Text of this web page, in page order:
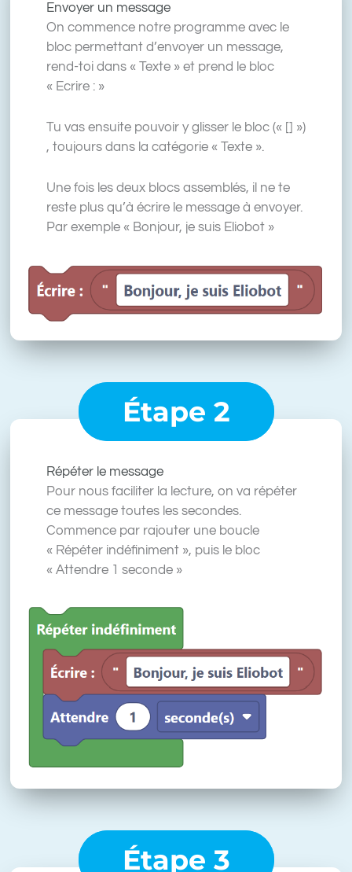
Envoyer un message
On commence notre programme avec le
bloc permettant d’envoyer un message,
rend-toi dans « Texte » et prend le bloc
« Ecrire : »
Tu vas ensuite pouvoir y glisser le bloc (« [] »)
, toujours dans la catégorie « Texte ».
Une fois les deux blocs assemblés, il ne te
reste plus qu’à écrire le message à envoyer.
Par exemple « Bonjour, je suis Eliobot »
Étape 2
Répéter le message
Pour nous faciliter la lecture, on va répéter
ce message toutes les secondes.
Commence par rajouter une boucle
« Répéter indéfiniment », puis le bloc
« Attendre 1 seconde »
Étape 3